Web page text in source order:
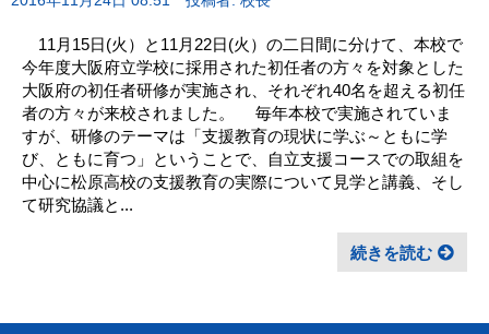
11月15日(火）と11月22日(火）の二日間に分けて、本校で
今年度大阪府立学校に採用された初任者の方々を対象とした
大阪府の初任者研修が実施され、それぞれ40名を超える初任
者の方々が来校されました。 毎年本校で実施されていま
すが、研修のテーマは「支援教育の現状に学ぶ～ともに学
び、ともに育つ」ということで、自立支援コースでの取組を
中心に松原高校の支援教育の実際について見学と講義、そし
て研究協議と...
続きを読む